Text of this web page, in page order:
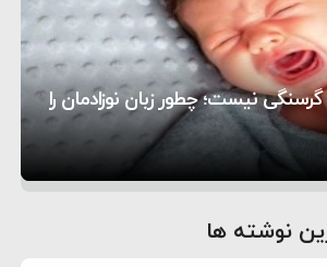
به همتای بلغارستانی به دلیل کمک
حملات به ایران
که به متجاوزان کمک می کنند پاسخ
گرفت
تجاوز جدید به ایران را اعلام کرد
نیست؛ چطور زبان نوزادمان را
بر سلامت نوزاد تأثیر بگذارد
نوشته ها